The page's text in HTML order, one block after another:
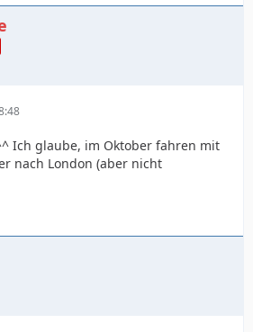
Ich glaube, im Oktober fahren mit
nach London (aber nicht